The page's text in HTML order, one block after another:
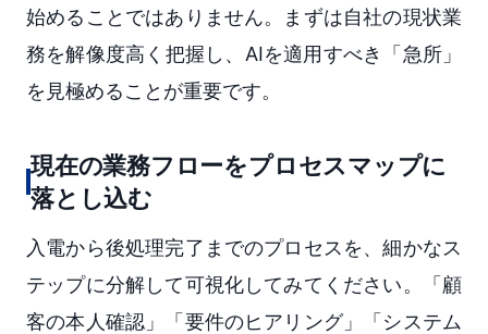
始めることではありません。まずは自社の現状業
務を解像度高く把握し、AIを適用すべき「急所」
を見極めることが重要です。
現在の業務フローをプロセスマップに
落とし込む
入電から後処理完了までのプロセスを、細かなス
テップに分解して可視化してみてください。「顧
客の本人確認」「要件のヒアリング」「システム